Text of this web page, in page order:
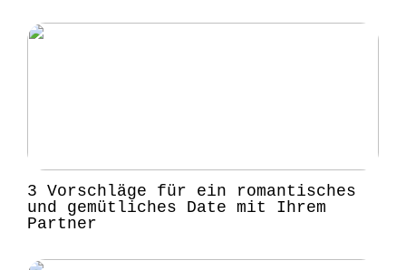
3 Vorschläge für ein romantisches
und gemütliches Date mit Ihrem
Partner